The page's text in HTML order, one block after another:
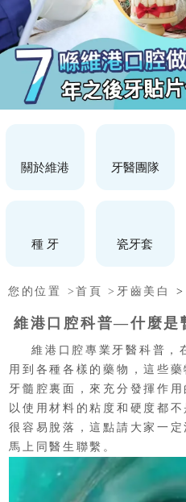
關於維港 牙醫團隊
種 牙 瓷牙套
您的位置 >首頁 > 牙齒美白 >
維港口腔科普—什麼是
維港口腔專業牙醫科普，
用到各種各樣的藥物，這些
牙髓腔裏面，來充分發揮作
以使用材料的粘度和硬度都
很容易脫落，這點請大家一
馬上同醫生聯繫。